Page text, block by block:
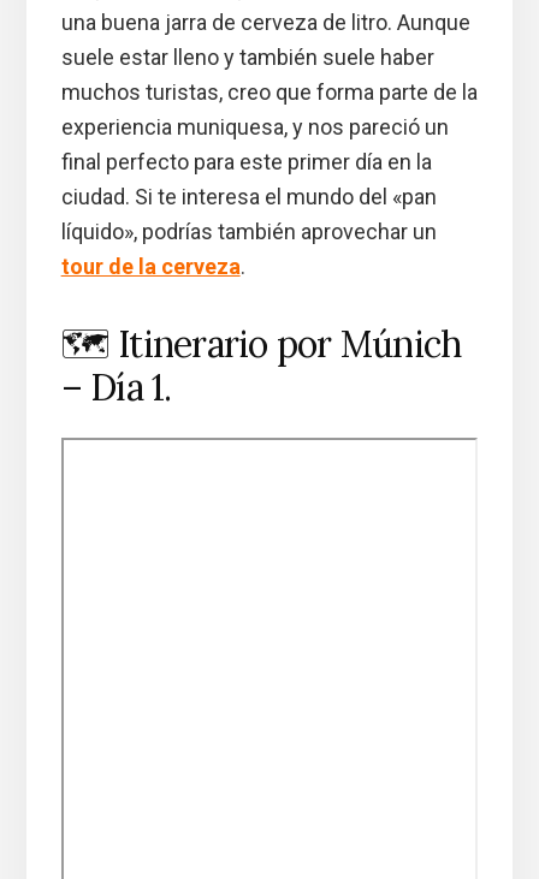
una buena jarra de cerveza de litro. Aunque
suele estar lleno y también suele haber
muchos turistas, creo que forma parte de la
experiencia muniquesa, y nos pareció un
final perfecto para este primer día en la
ciudad. Si te interesa el mundo del «pan
líquido», podrías también aprovechar un
tour de la cerveza.
🗺️ Itinerario por Múnich
– Día 1.